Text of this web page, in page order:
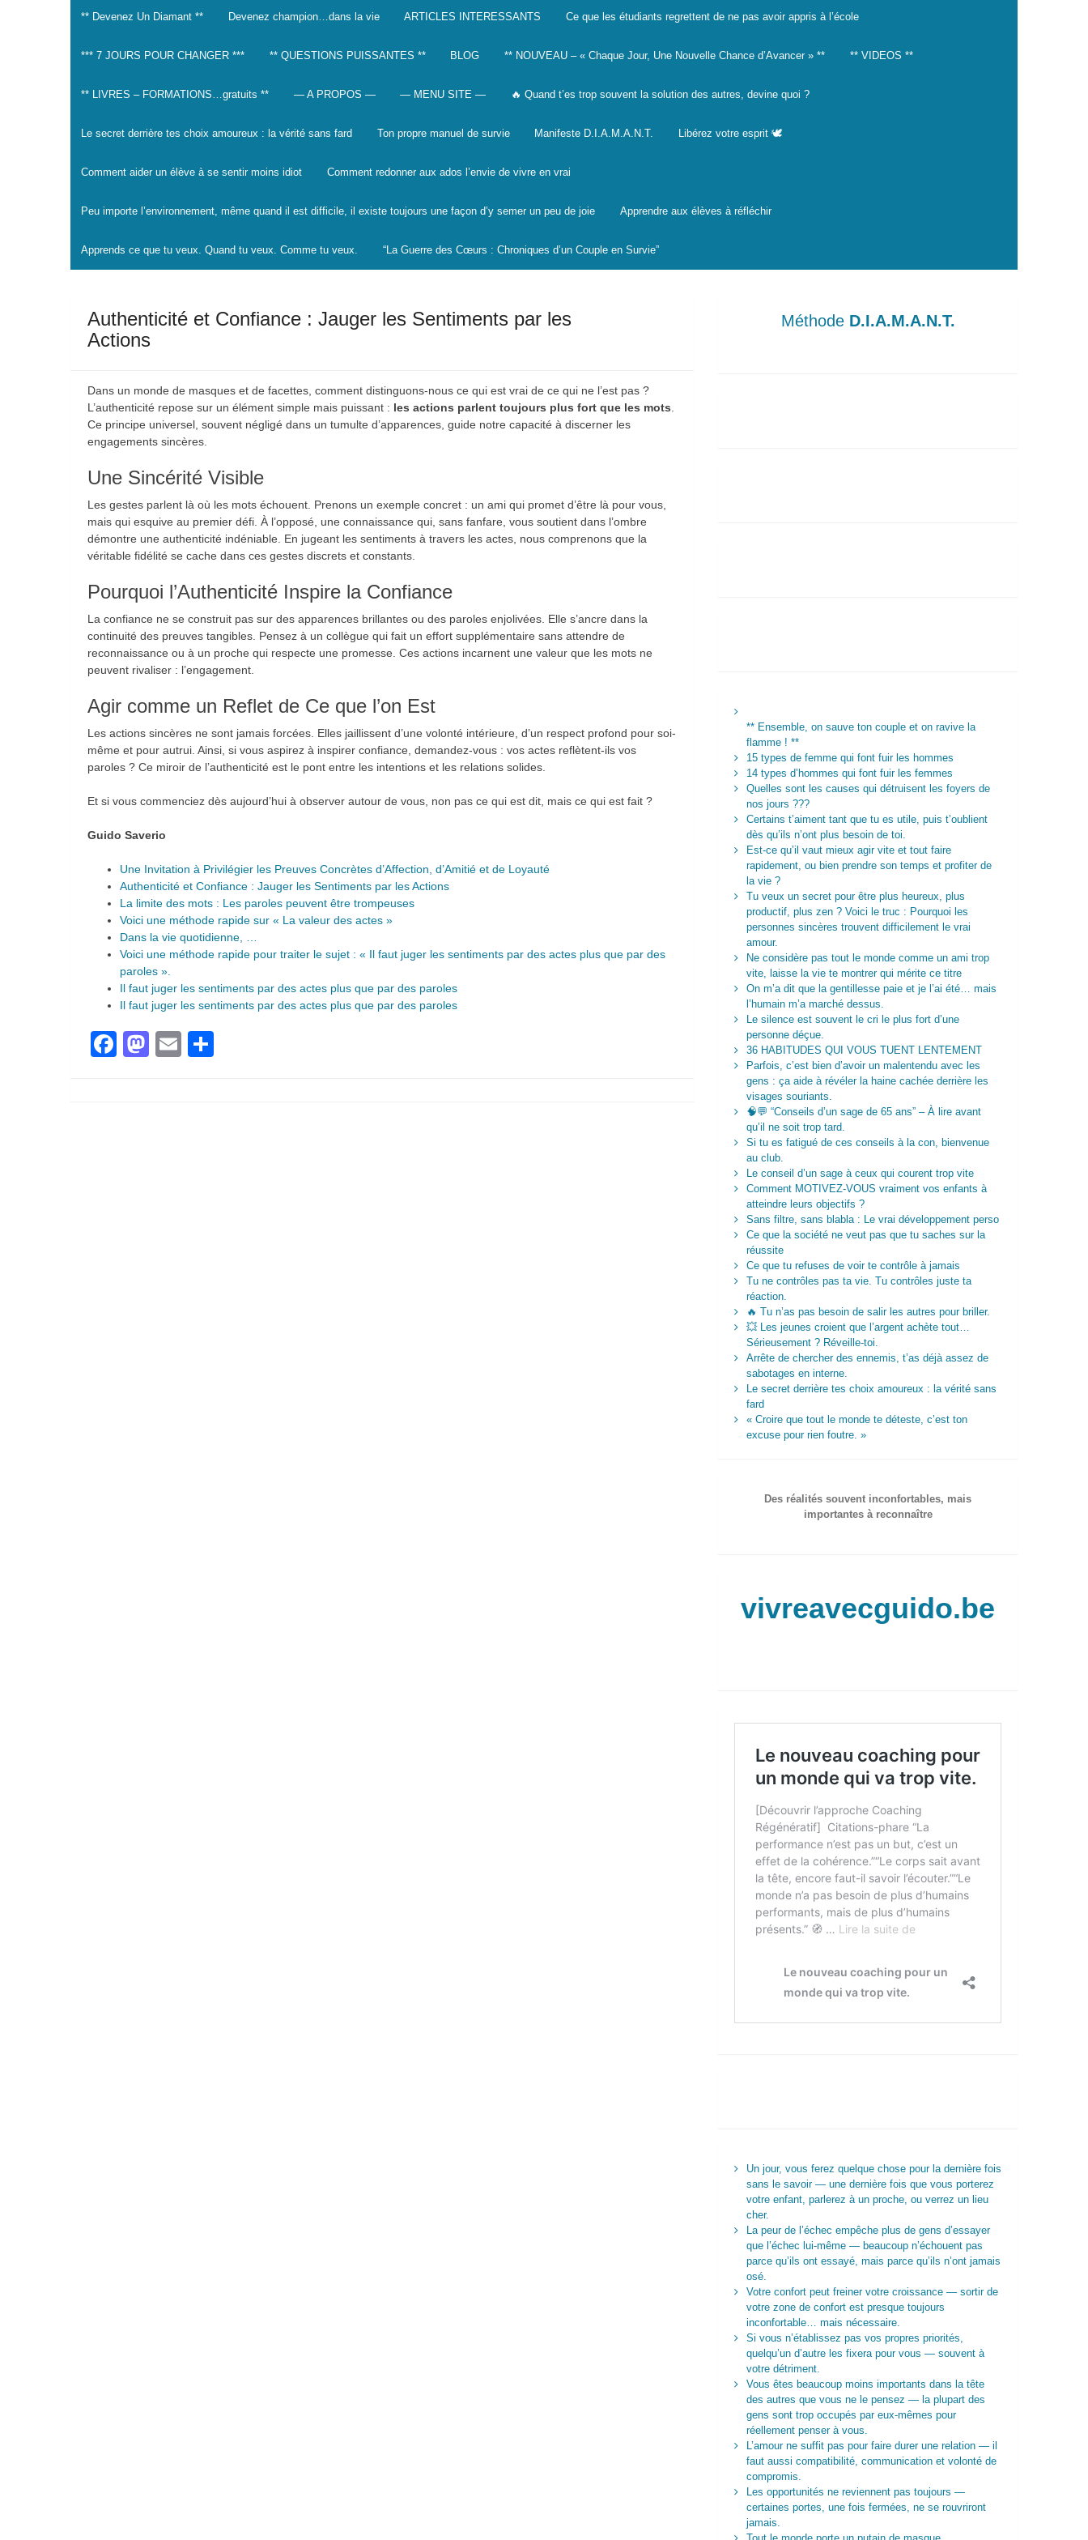
** Devenez Un Diamant ** Devenez champion…dans la vie ARTICLES INTERESSANTS Ce que les étudiants regrettent de ne pas avoir appris à l’école
*** 7 JOURS POUR CHANGER *** ** QUESTIONS PUISSANTES ** BLOG ** NOUVEAU – « Chaque Jour, Une Nouvelle Chance d’Avancer » ** ** VIDEOS **
** LIVRES – FORMATIONS…gratuits ** — A PROPOS — — MENU SITE — 🔥 Quand t’es trop souvent la solution des autres, devine quoi ?
Le secret derrière tes choix amoureux : la vérité sans fard Ton propre manuel de survie Manifeste D.I.A.M.A.N.T. Libérez votre esprit 🕊️
Comment aider un élève à se sentir moins idiot Comment redonner aux ados l’envie de vivre en vrai
Peu importe l’environnement, même quand il est difficile, il existe toujours une façon d’y semer un peu de joie Apprendre aux élèves à réfléchir
Apprends ce que tu veux. Quand tu veux. Comme tu veux. “La Guerre des Cœurs : Chroniques d’un Couple en Survie”
Authenticité et Confiance : Jauger les Sentiments par les
Actions
Dans un monde de masques et de facettes, comment distinguons-nous ce qui est vrai de ce qui ne l’est pas ?
L’authenticité repose sur un élément simple mais puissant : les actions parlent toujours plus fort que les mots
Ce principe universel, souvent négligé dans un tumulte d’apparences, guide notre capacité à discerner les
engagements sincères.
Une Sincérité Visible
Les gestes parlent là où les mots échouent. Prenons un exemple concret : un ami qui promet d’être là pour vous,
mais qui esquive au premier défi. À l’opposé, une connaissance qui, sans fanfare, vous soutient dans l’ombre
démontre une authenticité indéniable. En jugeant les sentiments à travers les actes, nous comprenons que la
véritable fidélité se cache dans ces gestes discrets et constants.
Pourquoi l’Authenticité Inspire la Confiance
La confiance ne se construit pas sur des apparences brillantes ou des paroles enjolivées. Elle s’ancre dans la
continuité des preuves tangibles. Pensez à un collègue qui fait un effort supplémentaire sans attendre de
reconnaissance ou à un proche qui respecte une promesse. Ces actions incarnent une valeur que les mots ne
peuvent rivaliser : l’engagement.
Agir comme un Reflet de Ce que l’on Est
Les actions sincères ne sont jamais forcées. Elles jaillissent d’une volonté intérieure, d’un respect profond pour soi-
même et pour autrui. Ainsi, si vous aspirez à inspirer confiance, demandez-vous : vos actes reflètent-ils vos
paroles ? Ce miroir de l’authenticité est le pont entre les intentions et les relations solides.
Et si vous commenciez dès aujourd’hui à observer autour de vous, non pas ce qui est dit, mais ce qui est fait ?
Guido Saverio
Une Invitation à Privilégier les Preuves Concrètes d’Affection, d’Amitié et de Loyauté
Authenticité et Confiance : Jauger les Sentiments par les Actions
La limite des mots : Les paroles peuvent être trompeuses
Voici une méthode rapide sur « La valeur des actes »
Dans la vie quotidienne, …
Voici une méthode rapide pour traiter le sujet : « Il faut juger les sentiments par des actes plus que par des
paroles ».
Il faut juger les sentiments par des actes plus que par des paroles
Il faut juger les sentiments par des actes plus que par des paroles
Facebook
Mastodon
Email
Méthode D.I.A.M.A.N.T.
** Ensemble, on sauve ton couple et on ravive la
flamme ! **
15 types de femme qui font fuir les hommes
14 types d’hommes qui font fuir les femmes
Quelles sont les causes qui détruisent les foyers de
nos jours ???
Certains t’aiment tant que tu es utile, puis t’oublient
dès qu’ils n’ont plus besoin de toi.
Est-ce qu’il vaut mieux agir vite et tout faire
rapidement, ou bien prendre son temps et profiter de
la vie ?
Tu veux un secret pour être plus heureux, plus
productif, plus zen ? Voici le truc : Pourquoi les
personnes sincères trouvent difficilement le vrai
amour.
Ne considère pas tout le monde comme un ami trop
vite, laisse la vie te montrer qui mérite ce titre
On m’a dit que la gentillesse paie et je l’ai été… mais
l’humain m’a marché dessus.
Le silence est souvent le cri le plus fort d’une
personne déçue.
36 HABITUDES QUI VOUS TUENT LENTEMENT
Parfois, c’est bien d’avoir un malentendu avec les
gens : ça aide à révéler la haine cachée derrière les
visages souriants.
🧠💬 “Conseils d’un sage de 65 ans” – À lire avant
qu’il ne soit trop tard.
Si tu es fatigué de ces conseils à la con, bienvenue
au club.
Le conseil d’un sage à ceux qui courent trop vite
Comment MOTIVEZ-VOUS vraiment vos enfants à
atteindre leurs objectifs ?
Sans filtre, sans blabla : Le vrai développement perso
Ce que la société ne veut pas que tu saches sur la
réussite
Ce que tu refuses de voir te contrôle à jamais
Tu ne contrôles pas ta vie. Tu contrôles juste ta
réaction.
🔥 Tu n’as pas besoin de salir les autres pour briller.
💥 Les jeunes croient que l’argent achète tout…
Sérieusement ? Réveille-toi.
Arrête de chercher des ennemis, t’as déjà assez de
sabotages en interne.
Le secret derrière tes choix amoureux : la vérité sans
fard
« Croire que tout le monde te déteste, c’est ton
excuse pour rien foutre. »
Des réalités souvent inconfortables, mais
importantes à reconnaître
vivreavecguido.be
Un jour, vous ferez quelque chose pour la dernière fois
sans le savoir — une dernière fois que vous porterez
votre enfant, parlerez à un proche, ou verrez un lieu
cher.
La peur de l’échec empêche plus de gens d’essayer
que l’échec lui-même — beaucoup n’échouent pas
parce qu’ils ont essayé, mais parce qu’ils n’ont jamais
osé.
Votre confort peut freiner votre croissance — sortir de
votre zone de confort est presque toujours
inconfortable… mais nécessaire.
Si vous n’établissez pas vos propres priorités,
quelqu’un d’autre les fixera pour vous — souvent à
votre détriment.
Vous êtes beaucoup moins importants dans la tête
des autres que vous ne le pensez — la plupart des
gens sont trop occupés par eux-mêmes pour
réellement penser à vous.
L’amour ne suffit pas pour faire durer une relation — il
faut aussi compatibilité, communication et volonté de
compromis.
Les opportunités ne reviennent pas toujours —
certaines portes, une fois fermées, ne se rouvriront
jamais.